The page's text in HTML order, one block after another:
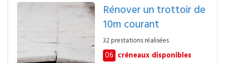
Rénover un trottoir de
10m courant
32 prestations réalisées
06 créneaux disponibles